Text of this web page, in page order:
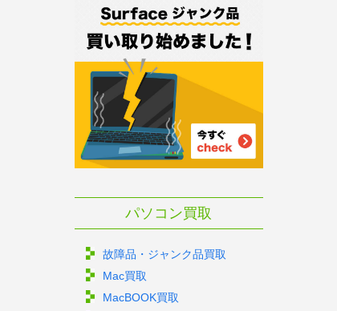
パソコン買取
故障品・ジャンク品買取
Mac買取
MacBOOK買取